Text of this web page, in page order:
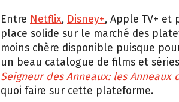
Entre Netflix, Disney+, Apple TV+ et
place solide sur le marché des
moins chère disponible puisque
un beau catalogue de films et
Seigneur des Anneaux: les Anneaux
quoi faire sur cette plateforme.